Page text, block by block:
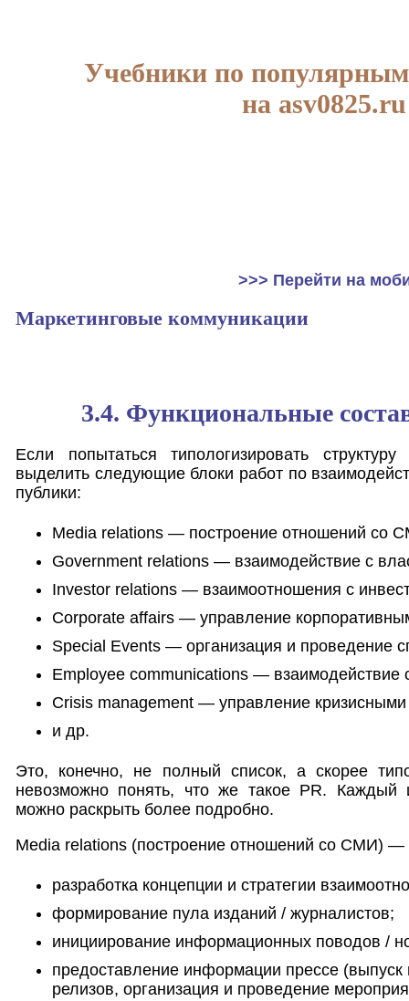
Учебники по
на asv0825.ru
>>> Перейти на
Маркетинговые коммуникации
3.4. Функциональные
Если попытаться типологизировать
выделить следующие блоки работ по
публики:
Media relations — построение отношений со
Government relations — взаимодействие с
Investor relations — взаимоотношения с
Corporate affairs — управление
Special Events — организация и проведение
Employee communications — взаимодействие
Crisis management — управление кризисными
и др.
Это, конечно, не полный список, а скорее
невозможно понять, что же такое PR. Каждый
можно раскрыть более подробно.
Media relations (построение отношений со СМИ) —
разработка концепции и стратегии
формирование пула изданий / журналистов;
инициирование информационных поводов /
предоставление информации прессе (выпуск
релизов, организация и проведение